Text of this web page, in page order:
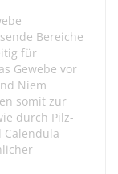
Bereiche
für
Gewebe vor
Niem
somit zur
durch Pilz-